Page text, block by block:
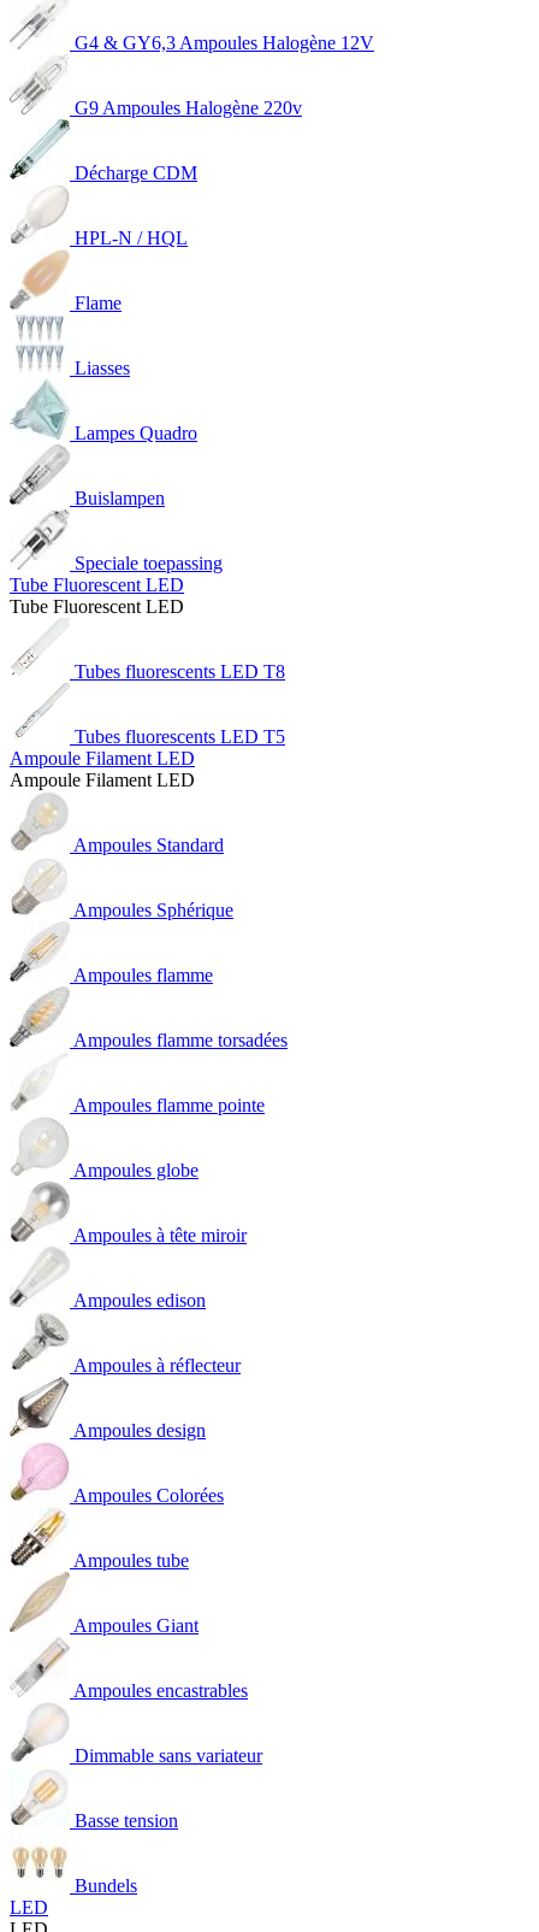
G4 & GY6,3 Ampoules Halogène 12V
G9 Ampoules Halogène 220v
Décharge CDM
HPL-N / HQL
Flame
Liasses
Lampes Quadro
Buislampen
Speciale toepassing
Tube Fluorescent LED
Tube Fluorescent LED
Tubes fluorescents LED T8
Tubes fluorescents LED T5
Ampoule Filament LED
Ampoule Filament LED
Ampoules Standard
Ampoules Sphérique
Ampoules flamme
Ampoules flamme torsadées
Ampoules flamme pointe
Ampoules globe
Ampoules à tête miroir
Ampoules edison
Ampoules à réflecteur
Ampoules design
Ampoules Colorées
Ampoules tube
Ampoules Giant
Ampoules encastrables
Dimmable sans variateur
Basse tension
Bundels
LED